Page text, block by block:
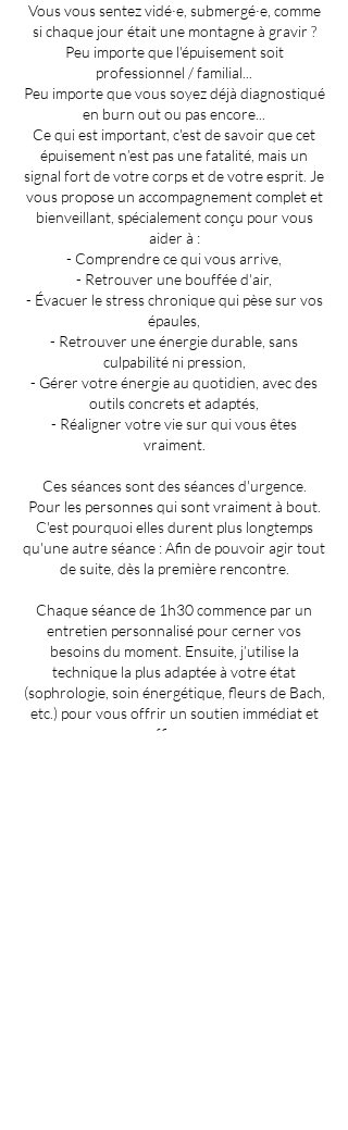
Vous vous sentez vidé·e, submergé·e, comme
si chaque jour était une montagne à gravir ?
Peu importe que l'épuisement soit
professionnel / familial...
Peu importe que vous soyez déjà diagnostiqué
en burn out ou pas encore...
Ce qui est important, c'est de savoir que cet
épuisement n’est pas une fatalité, mais un
signal fort de votre corps et de votre esprit. Je
vous propose un accompagnement complet et
bienveillant, spécialement conçu pour vous
aider à :
- Comprendre ce qui vous arrive,
- Retrouver une bouffée d'air,
- Évacuer le stress chronique qui pèse sur vos
épaules,
- Retrouver une énergie durable, sans
culpabilité ni pression,
- Gérer votre énergie au quotidien, avec des
outils concrets et adaptés,
- Réaligner votre vie sur qui vous êtes
vraiment.
Ces séances sont des séances d'urgence.
Pour les personnes qui sont vraiment à bout.
C'est pourquoi elles durent plus longtemps
qu'une autre séance : Afin de pouvoir agir tout
de suite, dès la première rencontre.
Chaque séance de 1h30 commence par un
entretien personnalisé pour cerner vos
besoins du moment. Ensuite, j’utilise la
technique la plus adaptée à votre état
(sophrologie, soin énergétique, fleurs de Bach,
etc.) pour vous offrir un soutien immédiat et
efficace.